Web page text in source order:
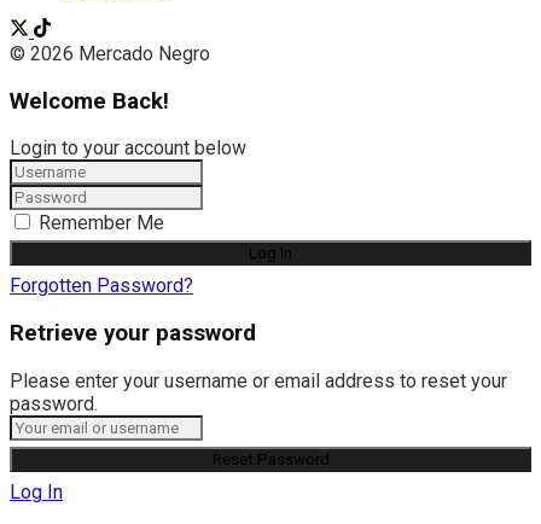
© 2026 Mercado Negro
Welcome Back!
Login to your account below
Remember Me
Forgotten Password?
Retrieve your password
Please enter your username or email address to reset your
password.
Log In